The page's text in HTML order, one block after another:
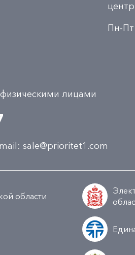
Пн-
лицами
sale@prioritet1.com
области